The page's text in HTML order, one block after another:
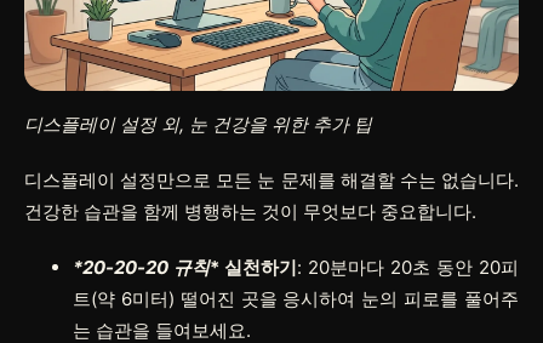
디스플레이 설정 외, 눈 건강을 위한 추가 팁
디스플레이 설정만으로 모든 눈 문제를 해결할 수는 없습니다.
건강한 습관을 함께 병행하는 것이 무엇보다 중요합니다.
*20-20-20 규칙* 실천하기: 20분마다 20초 동안 20피
트(약 6미터) 떨어진 곳을 응시하여 눈의 피로를 풀어주
는 습관을 들여보세요.